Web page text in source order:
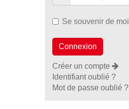
Se souvenir de moi
Créer un compte
Identifiant oublié ?
Mot de passe oublié ?